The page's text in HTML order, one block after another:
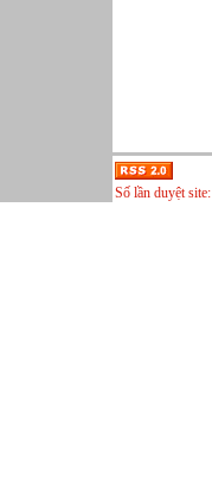
Số lần duyệt site: